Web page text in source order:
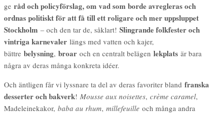
ge råd och policyförslag, om vad som borde avregleras och
ordnas politiskt för att få till ett roligare och mer uppsluppet
Stockholm – och den tar de, såklart! Slingrande folkfester och
vintriga karnevaler längs med vatten och kajer,
bättre belysning, broar och en centralt belägen lekplats är bara
några av deras många konkreta idéer.
Och äntligen får vi lyssnare ta del av deras favoriter bland franska
desserter och bakverk! Mousse aux noisettes, crème caramel,
Madeleinekakor, baba au rhum, millefeuille och många andra